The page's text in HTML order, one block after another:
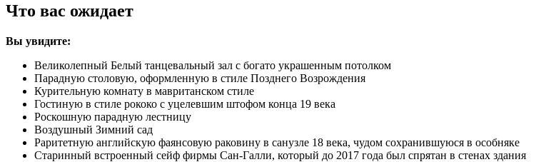
Что вас ожидает
Вы увидите:
Великолепный Белый танцевальный зал с богато украшенным потолком
Парадную столовую, оформленную в стиле Позднего Возрождения
Курительную комнату в мавританском стиле
Гостиную в стиле рококо с уцелевшим штофом конца 19 века
Роскошную парадную лестницу
Воздушный Зимний сад
Раритетную английскую фаянсовую раковину в санузле 18 века, чудом сохранившуюся в особняке
Старинный встроенный сейф фирмы Сан-Галли, который до 2017 года был спрятан в стенах здания